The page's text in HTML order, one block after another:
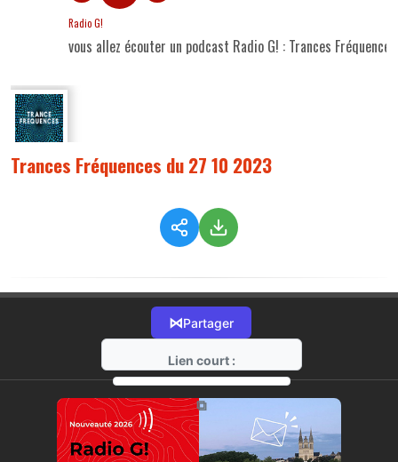
Radio G!
vous allez écouter un podcast Radio G! : Trances
Trances Fréquences du 27 10 2023
⋈Partager
Lien court :
https://radio-g.fr?12839
⧉